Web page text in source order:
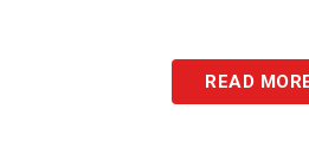
READ